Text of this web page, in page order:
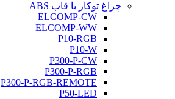
چراغ توکار با قاب ABS
ELCOMP-CW
ELCOMP-WW
P10-RGB
P10-W
P300-P-CW
P300-P-RGB
P300-P-RGB-REMOTE
P50-LED